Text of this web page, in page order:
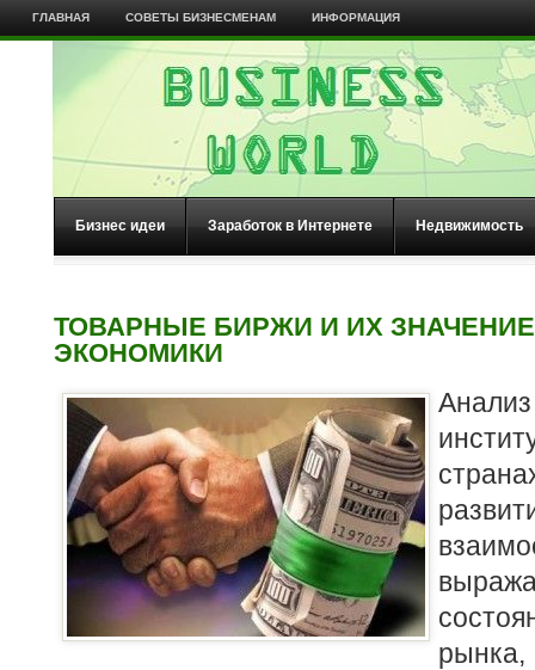
ГЛАВНАЯ СОВЕТЫ БИЗНЕСМЕНАМ ИНФОРМАЦИЯ
Бизнес идеи Заработок в Интернете Недвижимость
ТОВАРНЫЕ БИРЖИ И ИХ
ЭКОНОМИКИ